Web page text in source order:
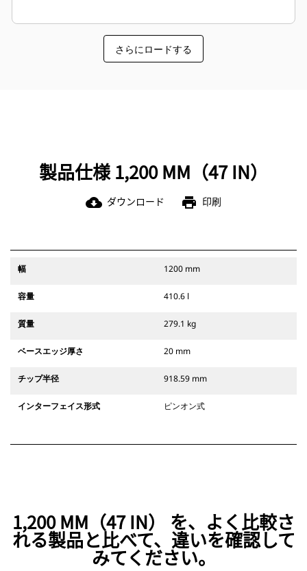
さらにロードする
製品仕様 1,200 MM（47 IN）
cloud_download ダウンロード print 印刷
幅 1200 mm
容量 410.6 l
質量 279.1 kg
ベースエッジ厚さ 20 mm
チップ半径 918.59 mm
インターフェイス形式 ピンオン式
1,200 MM（47 IN） を、よく比較さ
れる製品と比べて、違いを確認して
みてください。